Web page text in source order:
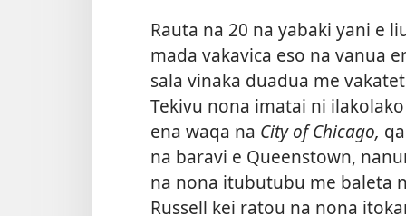
Rauta na 20 na yabaki yani e
mada vakavica eso na vanua
sala vinaka duadua me
Tekivu nona imatai ni
ena waqa na City of Chicago,
na baravi e Queenstown,
na nona itubutubu me baleta
Russell kei ratou na nona